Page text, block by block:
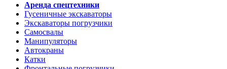
Аренда спецтехники
Гусеничные экскаваторы
Экскаваторы погрузчики
Самосвалы
Манипуляторы
Автокраны
Катки